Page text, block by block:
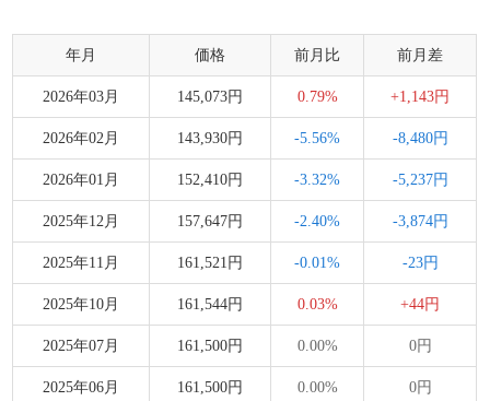
年月 価格 前月比 前月差
2026年03月 145,073円 0.79% +1,143円
2026年02月 143,930円 -5.56% -8,480円
2026年01月 152,410円 -3.32% -5,237円
2025年12月 157,647円 -2.40% -3,874円
2025年11月 161,521円 -0.01% -23円
2025年10月 161,544円 0.03% +44円
2025年07月 161,500円 0.00% 0円
2025年06月 161,500円 0.00% 0円